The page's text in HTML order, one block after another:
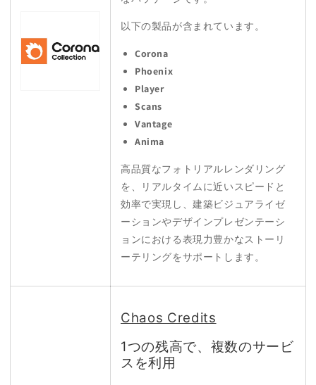
以下の製品が含まれています。
Corona
Phoenix
Player
Scans
Vantage
Anima
高品質なフォトリアルレンダリング
を、リアルタイムに近いスピードと
効率で実現し、建築ビジュアライゼ
ーションやデザインプレゼンテーシ
ョンにおける表現力豊かなストーリ
ーテリングをサポートします。
Chaos Credits
1つの残高で、複数のサービ
スを利用